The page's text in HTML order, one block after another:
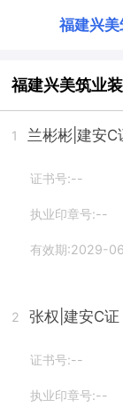
福建兴美
福建兴美筑业
1 兰彬彬 |建安C
证书号:--
执业印章号:--
有效期:2029-
2 张权 |建安C证
证书号:--
执业印章号:--